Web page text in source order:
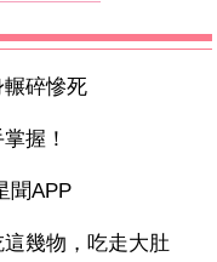
碎慘死
握！
聞APP
幾物，吃走大肚